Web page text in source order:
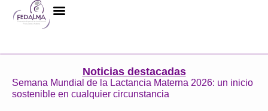
Noticias destacadas
Semana Mundial de la Lactancia Materna 2026: un inicio
sostenible en cualquier circunstancia